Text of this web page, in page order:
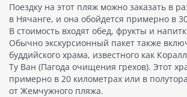
Поездку на этот пляж можно заказать в
в Нячанге, и она обойдется примерно в
В стоимость входят обед, фрукты и
Обычно экскурсионный пакет также
буддийского храма, известного как
Ту Ван (Пагода очищения грехов). Этот
примерно в 20 километрах или в
от Жемчужного пляжа.